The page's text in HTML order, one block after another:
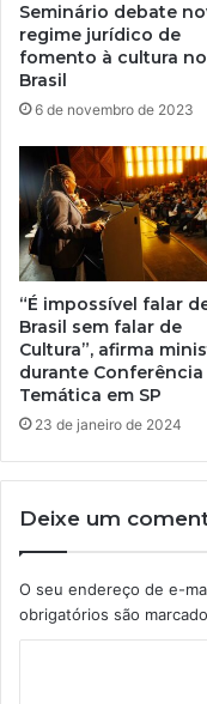
Seminário debate
regime jurídico de
fomento à cultura no
Brasil
6 de novembro de 2023
“É impossível falar
Brasil sem falar de
Cultura”, afirma
durante Conferência
Temática em SP
23 de janeiro de 2024
Deixe um
O seu endereço de e-
obrigatórios são